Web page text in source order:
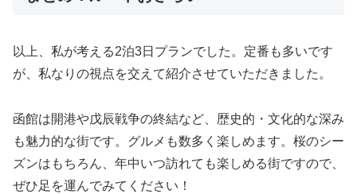
以上、私が考える2泊3日プランでした。定番も多いです
が、私なりの視点を交えて紹介させていただきました。
函館は開港や戊辰戦争の終結など、歴史的・文化的な深み
も魅力的な街です。グルメも数多く楽しめます。桜のシー
ズンはもちろん、年中いつ訪れても楽しめる街ですので、
ぜひ足を運んでみてください！